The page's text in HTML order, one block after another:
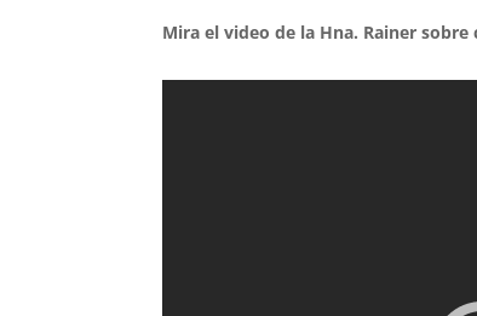
Mira el video de la Hna. Rainer